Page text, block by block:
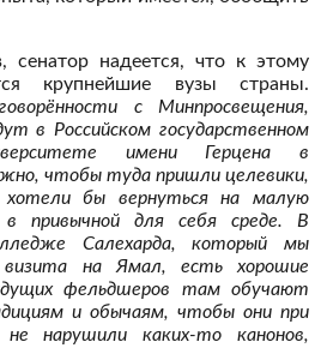
сенатор надеется, что к этому
крупнейшие вузы страны.
с Минпросвещения,
в Российском государственном
имени Герцена в
чтобы туда пришли целевики,
хотели бы вернуться на малую
привычной для себя среде. В
Салехарда, который мы
на Ямал, есть хорошие
фельдшеров там обучают
и обычаям, чтобы они при
нарушили каких-то канонов,